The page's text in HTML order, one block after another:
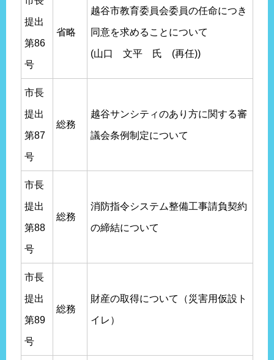
提出
第86
号
省略
越谷市教育委員会委員の任命につき
同意を求めることについて
(山口 文平 氏 (再任))
市長
提出
第87
号
総務
越谷サンシティのあり方に関する審
議会条例制定について
市長
提出
第88
号
総務
消防指令システム整備工事請負契約
の締結について
市長
提出
第89
号
総務
財産の取得について（災害用仮設ト
イレ）